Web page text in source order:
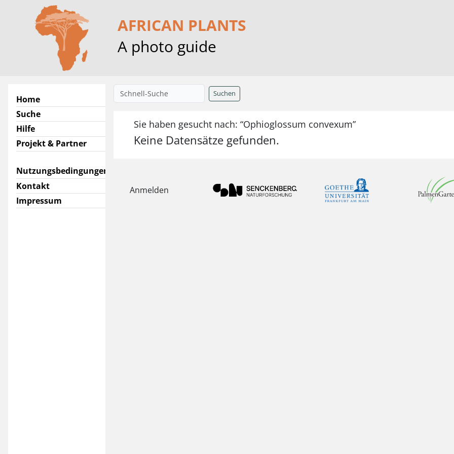
AFRICAN PLANTS
A photo guide
Home
Suche
Hilfe
Projekt & Partner
Nutzungsbedingungen
Kontakt
Impressum
Suchen
Sie haben gesucht nach: “Ophioglossum convexum”
Keine Datensätze gefunden.
Anmelden